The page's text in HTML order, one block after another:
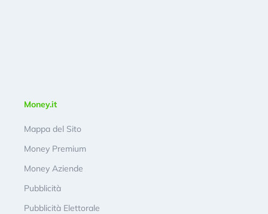
Money.it
Mappa del Sito
Money Premium
Money Aziende
Pubblicità
Pubblicità Elettorale